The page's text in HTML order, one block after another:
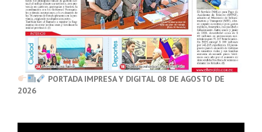
PORTADA IMPRESA Y DIGITAL 08 DE AGOSTO DE
2026